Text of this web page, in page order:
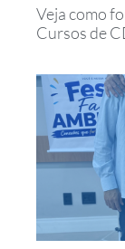
Veja como
Cursos de